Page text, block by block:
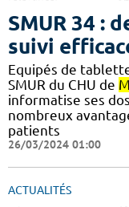
SMUR 34 :
suivi
​​Equipés de
SMUR du CHU de
informatise ses
nombreux
patients
26/03/2024 01:00
ACTUALITÉS